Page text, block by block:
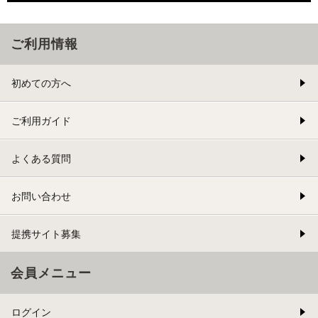
ご利用情報
初めての方へ
ご利用ガイド
よくある質問
お問い合わせ
提携サイト募集
会員メニュー
ログイン